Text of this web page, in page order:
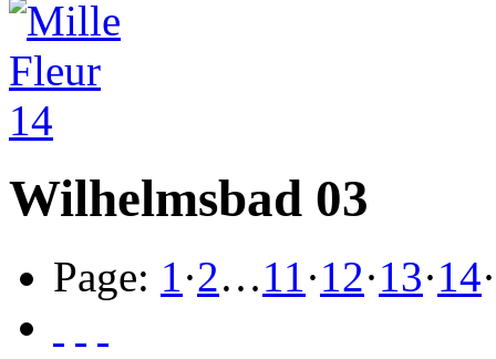
Wilhelmsbad 03
Page: 1·2…11·12·13·14·